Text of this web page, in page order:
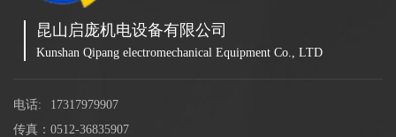
昆山启庞机电设备有限公司
Kunshan Qipang electromechanical Equipment Co., LTD
电话:
17317979907
传真： 0512-36835907